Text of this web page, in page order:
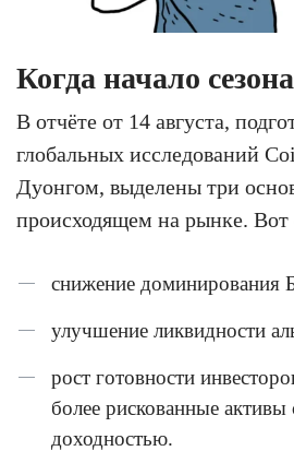
Когда начало
В отчёте от 14 августа,
глобальных исследований
Дуонгом, выделены три
происходящем на рынке. Вот
снижение доминирования
улучшение ликвидности
рост готовности
более рискованные активы
доходностью.